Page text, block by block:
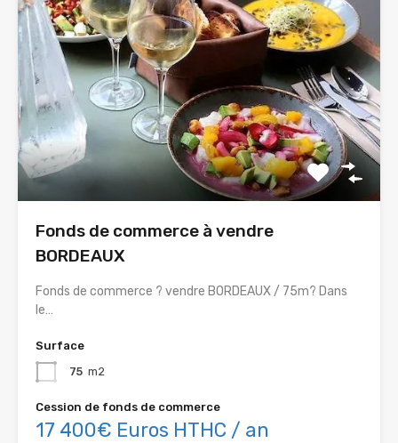
Fonds de commerce à vendre
BORDEAUX
Fonds de commerce ? vendre BORDEAUX / 75m? Dans
le…
Surface
75 m2
Cession de fonds de commerce
17 400€ Euros HTHC / an